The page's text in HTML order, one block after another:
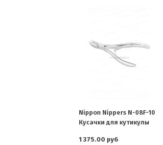
Nippon Nippers N-08F-10
Кусачки для кутикулы
1 375.00 руб